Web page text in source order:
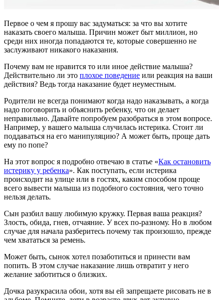
Первое о чем я прошу вас задуматься: за что вы хотите
наказать своего малыша. Причин может быт миллион, но
среди них иногда попадаются те, которые совершенно не
заслуживают никакого наказания.
Почему вам не нравится то или иное действие малыша?
Действительно ли это плохое поведение или реакция на ваши
действия? Ведь тогда наказание будет неуместным.
Родители не всегда понимают когда надо наказывать, а когда
надо поговорить и объяснить ребенку, что он делает
неправильно. Давайте попробуем разобраться в этом вопросе.
Например, у вашего малыша случилась истерика. Стоит ли
поддаваться на его манипуляцию? А может быть, проще дать
ему по попе?
На этот вопрос я подробно отвечаю в статье «Как остановить
истерику у ребенка». Как поступать, если истерика
происходит на улице или в гостях, каким способом проще
всего вывести малыша из подобного состояния, чего точно
нельзя делать.
Сын разбил вашу любимую кружку. Первая ваша реакция?
Злость, обида, гнев, отчаяние. У всех по-разному. Но в любом
случае для начала разберитесь почему так произошло, прежде
чем хвататься за ремень.
Может быть, сынок хотел позаботиться и принести вам
попить. В этом случае наказание лишь отвратит у него
желание заботиться о близких.
Дочка разукрасила обои, хотя вы ей запрещаете рисовать не в